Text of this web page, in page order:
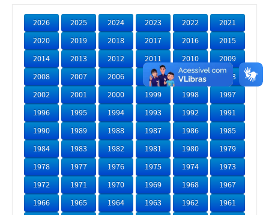
2026 2025 2024 2023 2022
2021
2020
2019 2018 2017 2016
2015
2014
2013 2012 2011 2010
2009
2008
2007 2006 2005 2004
2003
2002
2001 2000 1999 1998
1997
1996
1995 1994 1993 1992
1991
1990
1989 1988 1987 1986
1985
1984
1983 1982 1981 1980
1979
1978
1977 1976 1975 1974
1973
1972
1971 1970 1969 1968
1967
1966
1965 1964 1963 1962
1961